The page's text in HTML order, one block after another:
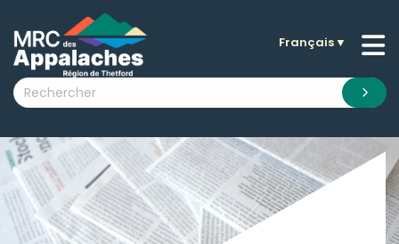
submenu (La MRC )
submenu (Citoyens )
submenu (Visiteurs )
submenu (Nouvelles )
submenu (Documentation )
Français▼